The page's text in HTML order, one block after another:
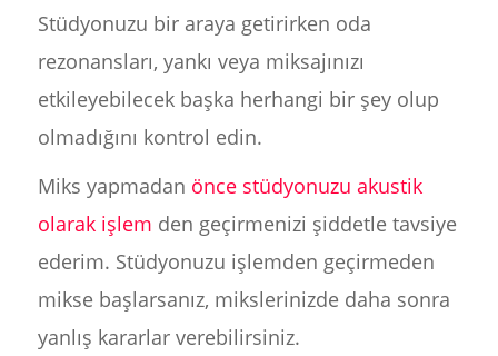
Stüdyonuzu bir araya getirirken oda
rezonansları, yankı veya miksajınızı
etkileyebilecek başka herhangi bir şey olup
olmadığını kontrol edin.
Miks yapmadan önce stüdyonuzu akustik
olarak işlem den geçirmenizi şiddetle tavsiye
ederim. Stüdyonuzu işlemden geçirmeden
mikse başlarsanız, mikslerinizde daha sonra
yanlış kararlar verebilirsiniz.